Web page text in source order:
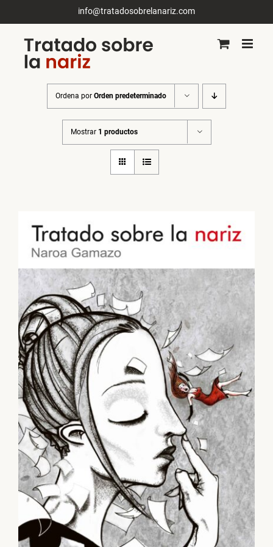
al
contenido
info@tratadosobrelanariz.com
Ordena por Orden predeterminado
Mostrar 1 productos